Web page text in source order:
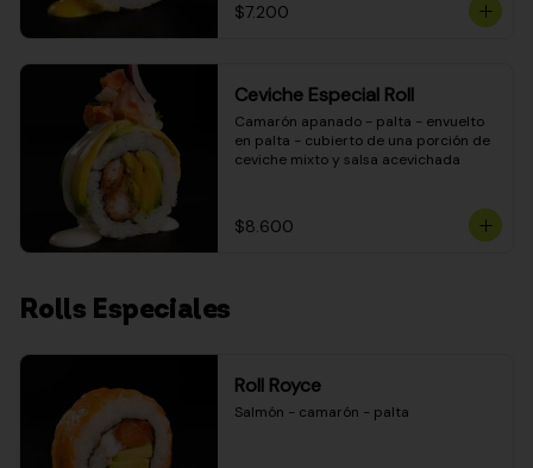
$7.200
Ceviche Especial Roll
Camarón apanado - palta - envuelto
en palta - cubierto de una porción de
ceviche mixto y salsa acevichada
$8.600
Rolls Especiales
Roll Royce
Salmón - camarón - palta